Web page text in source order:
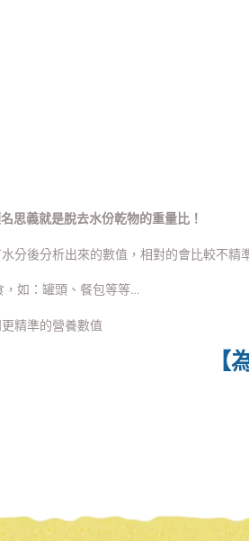
思義就是脫去水份乾物的重量比！
分後分析出來的數值，相對的會比較不精
，如：罐頭、餐包等等…
精準的營養數值
【